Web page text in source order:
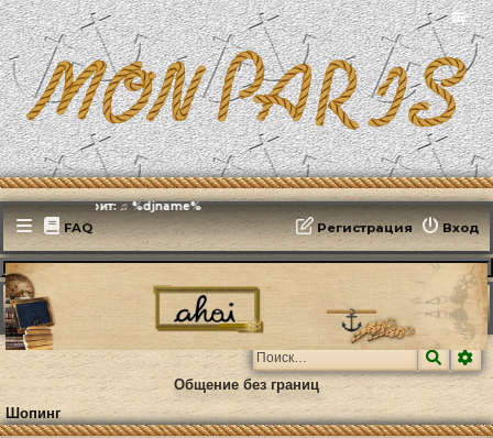
📻
FAQ Вход
Регистрация
Эфирит: ♫ %djname%
MonParis2025 ФОРУМ Наша сегодняшняя жизнь Шопинг
Поиск
Общение без границ
Шопинг